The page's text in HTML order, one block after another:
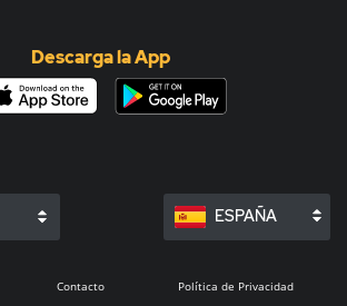
Descarga la App
ESPAÑA
Contacto Política de Privacidad